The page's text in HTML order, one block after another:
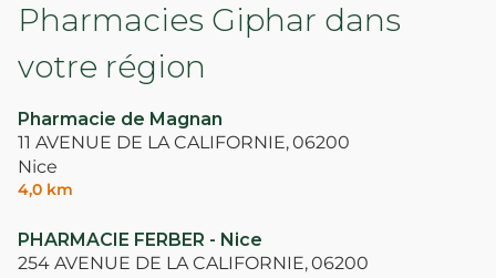
Pharmacies Giphar dans
votre région
Pharmacie de Magnan
11 AVENUE DE LA CALIFORNIE,06200
Nice
4,0 km
PHARMACIE FERBER - Nice
254 AVENUE DE LA CALIFORNIE,06200